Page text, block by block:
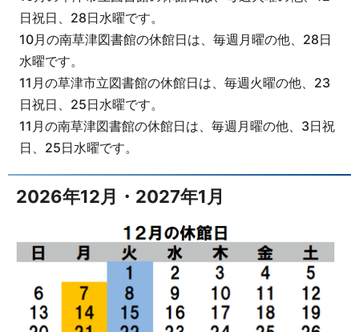
日祝日、28日水曜です。
10月の南草津図書館の休館日は、毎週月曜の他、28日
水曜です。
11月の草津市立図書館の休館日は、毎週火曜の他、23
日祝日、25日水曜です。
11月の南草津図書館の休館日は、毎週月曜の他、3日祝
日、25日水曜です。
2026年12月・2027年1月